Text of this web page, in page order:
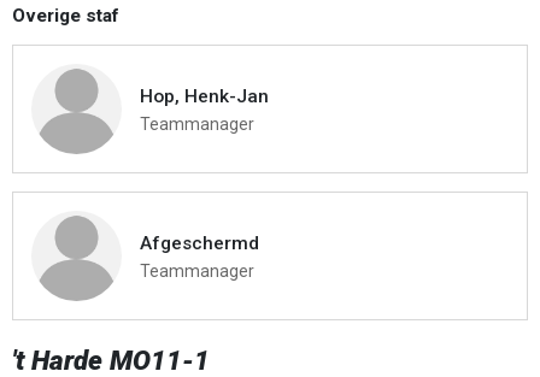
Overige staf
Hop, Henk-Jan
Teammanager
Afgeschermd
Teammanager
't Harde MO11-1